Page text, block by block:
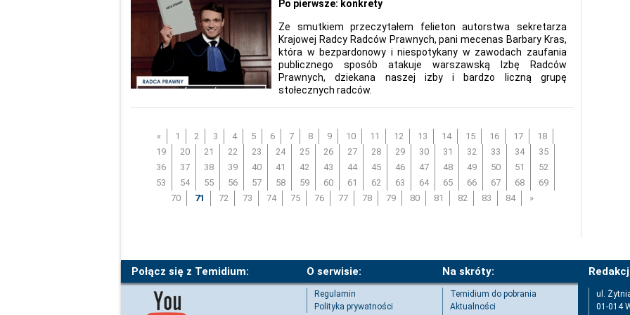
Po pierwsze: konkrety
Ze smutkiem przeczytałem felieton autorstwa sekretarza
Krajowej Radcy Radców Prawnych, pani mecenas Barbary Kras,
która w bezpardonowy i niespotykany w zawodach zaufania
publicznego sposób atakuje warszawską Izbę Radców
Prawnych, dziekana naszej izby i bardzo liczną grupę
stołecznych radców.
« 1 2 3 4 5 6 7 8 9 10 11 12 13 14 15 16 17
18
19
20 21 22 23 24 25 26 27 28 29 30 31 32 33 34
35
36
37 38 39 40 41 42 43 44 45 46 47 48 49 50 51
52
53
54 55 56 57 58 59 60 61 62 63 64 65 66 67 68
69
70
71 72 73 74 75 76 77 78 79 80 81 82 83 84 »
Połącz się z Temidium: O serwisie: Na skróty:
Regulamin
Polityka prywatności
Temidium do pobrania
Aktualności
ul.
01-014